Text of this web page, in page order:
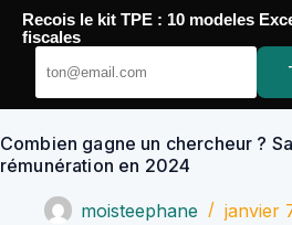
Passer
contenu
YoupiJobs
Combien gagne un chercheur ?
rémunération en 2024
moisteephane
janvier
Recois le kit TPE : 10 modeles
fiscales